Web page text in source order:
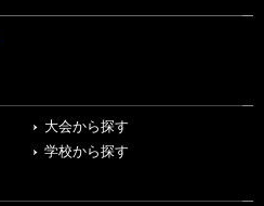
大会から探す
学校から探す